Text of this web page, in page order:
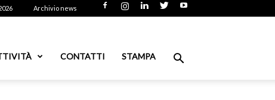
Archivio news
CONTATTI STAMPA